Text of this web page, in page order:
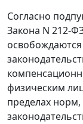
Согласно
Закона N 212-
физическим
пределах норм,